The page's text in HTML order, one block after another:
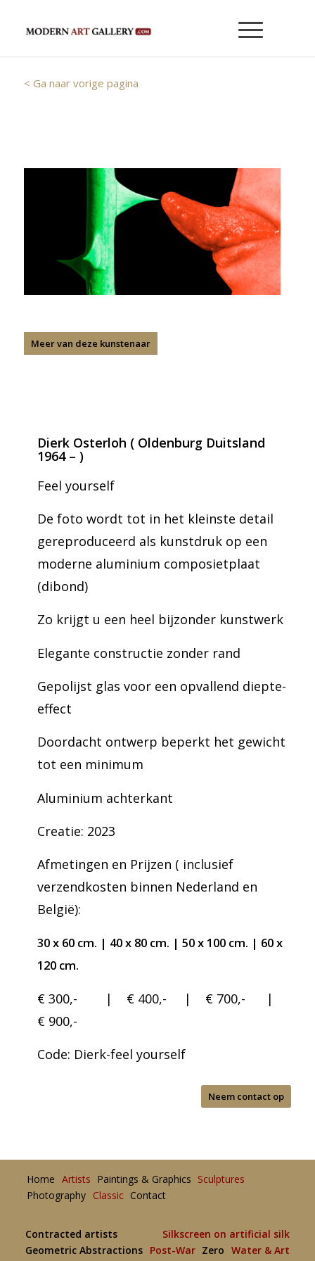
< Ga naar vorige pagina
Meer van deze kunstenaar
Dierk Osterloh ( Oldenburg Duitsland
1964 – )
Feel yourself
De foto wordt tot in het kleinste detail
gereproduceerd als kunstdruk op een
moderne aluminium composietplaat
(dibond)
Zo krijgt u een heel bijzonder kunstwerk
Elegante constructie zonder rand
Gepolijst glas voor een opvallend diepte-
effect
Doordacht ontwerp beperkt het gewicht
tot een minimum
Aluminium achterkant
Creatie: 2023
Afmetingen en Prijzen ( inclusief
verzendkosten binnen Nederland en
België):
30 x 60 cm. | 40 x 80 cm. | 50 x 100 cm. | 60 x
120 cm.
€ 300,- | € 400,- | € 700,- |
€ 900,-
Code: Dierk-feel yourself
Neem contact op
Home Artists Paintings & Graphics Sculptures
Photography Classic Contact
Contracted artists
Silkscreen on artificial silk
Geometric Abstractions
Post-War Zero Water & Art